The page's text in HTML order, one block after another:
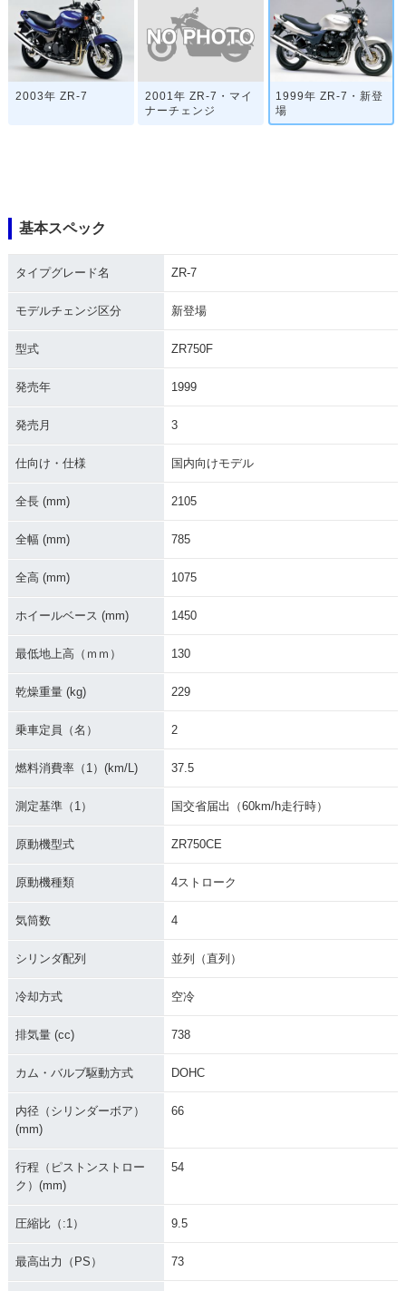
2003年 ZR-7
2001年 ZR-7・マイ
ナーチェンジ
1999年 ZR-7・新登
場
基本スペック
タイプグレード名 ZR-7
モデルチェンジ区分 新登場
型式 ZR750F
発売年 1999
発売月 3
仕向け・仕様 国内向けモデル
全長 (mm) 2105
全幅 (mm) 785
全高 (mm) 1075
ホイールベース (mm) 1450
最低地上高（ｍｍ） 130
乾燥重量 (kg) 229
乗車定員（名） 2
燃料消費率（1）(km/L) 37.5
測定基準（1） 国交省届出（60km/h走行時）
原動機型式 ZR750CE
原動機種類 4ストローク
気筒数 4
シリンダ配列 並列（直列）
冷却方式 空冷
排気量 (cc) 738
カム・バルブ駆動方式 DOHC
内径（シリンダーボア）
(mm)
66
行程（ピストンストロー
ク）(mm)
54
圧縮比（:1） 9.5
最高出力（PS） 73